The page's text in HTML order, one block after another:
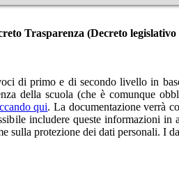
Trasparenza (Decreto legislativo
di primo e di secondo livello in
della scuola (che è comunque
qui. La documentazione verrà
includere queste
protezione dei dati personali. I